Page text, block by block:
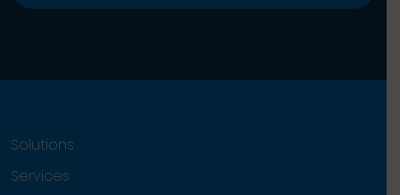
Solutions
Services